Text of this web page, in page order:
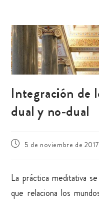
Integración de
dual y no-dual
5 de noviembre de 2017
La práctica meditativa
que relaciona los